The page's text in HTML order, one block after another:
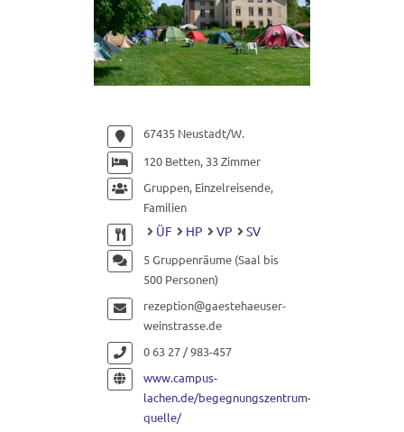
67435 Neustadt/W.
120 Betten, 33 Zimmer
Gruppen, Einzelreisende,
Familien
ÜF HP VP SV
5 Gruppenräume (Saal bis
500 Personen)
rezeption@gaestehaeuser-
weinstrasse.de
0 63 27 / 983-457
www.campus-
lachen.de/begegnungszentrum-
quelle/